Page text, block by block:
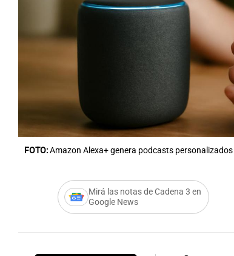
FOTO:Amazon Alexa+ genera podcasts personalizados
Mirá las notas de Cadena 3 en
Google News